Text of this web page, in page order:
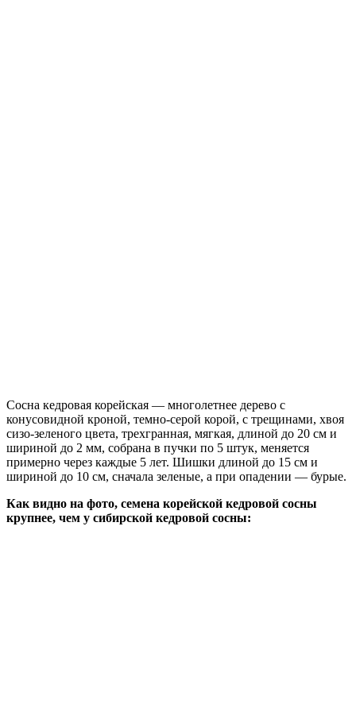
Сосна кедровая корейская — многолетнее дерево с
конусовидной кроной, темно-серой корой, с трещинами, хвоя
сизо-зеленого цвета, трехгранная, мягкая, длиной до 20 см и
шириной до 2 мм, собрана в пучки по 5 штук, меняется
примерно через каждые 5 лет. Шишки длиной до 15 см и
шириной до 10 см, сначала зеленые, а при опадении — бурые.
Как видно на фото, семена корейской кедровой сосны
крупнее, чем у сибирской кедровой сосны: